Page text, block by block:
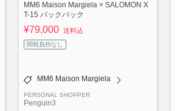
MM6 Maison Margiela × SALOMON X
T-15 バックパック
¥79,000 送料込
関税負担なし
MM6 Maison Margiela
PERSONAL SHOPPER
Penguin3